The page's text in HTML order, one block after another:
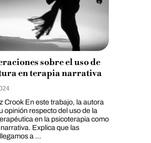
sobre el uso de
en terapia narrativa
Crook En este trabajo, la autora
opinión respecto del uso de la
en la psicoterapia como
Explica que las
a ...